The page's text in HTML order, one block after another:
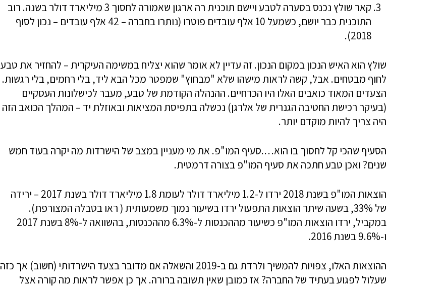
קאר שולץ נכנס בסערה לטבע ויישם תוכנית רה ארגון שאמורה לחסוך 3 מיליארד דולר בשנה. רוב
התוכנית כבר יושם, כשמעל 10 אלף עובדים פוטרו (נותרו בחברה – 42 אלף עובדים – נכון לסוף
2018).
שולץ הוא האיש הנכון במקום הנכון. זה עדיין לא אומר שהוא יצליח במשימה העיקרית – להחזיר את טבע
לחוף מבטחים. אבל, קשה לראות מישהו שלא "מבחוץ" שמפטר מכל הבא ליד, בלי רחמים, בלי רגשות.
הצעדים המאוד כואבים האלו היו הכרחיים. ההנהלה הקודמת של טבע, מעבר לכישלונות העסקיים
(בעיקר רכישת החטיבה הגנרית של אלרגן) נכשלה בתפיסת המציאות ובאוזלת יד – המהלך הכואב הזה
היה צריך להיות מוקדם יותר.
הסעיף שהכי קל לחסוך בו הוא….סעיף המו"פ. את מי מעניין במצב של הישרדות מה יקרה בעוד חמש
שנים? ואכן טבע חתכה את סעיף המו"פ בצורה דרמטית.
הוצאות המו"פ בשנת 2018 ירדו ל-1.2 מיליארד דולר לעומת 1.8 מיליארד דולר בשנת 2017 – ירידה
של 33%, בשעה שיתר הוצאות התפעול ירדו בשיעור נמוך משמעותית ( ראו בטבלה המצורפת).
במקביל, ירדו הוצאות המו"פ כשיעור מההכנסות ל-6.3% מההכנסות, בהשוואה ל-8% בשנת 2017
ו-9.6% בשנת 2016.
ההוצאות האלו, צפויות להמשיך ולרדת גם ב-2019 והשאלה אם מדובר בצעד הישרדותי (חשוב) אך כזה
שעלול לפגוע בעתיד של החברה? אז כמובן שאין תשובה ברורה. אך כן אפשר לראות מה קורה אצל